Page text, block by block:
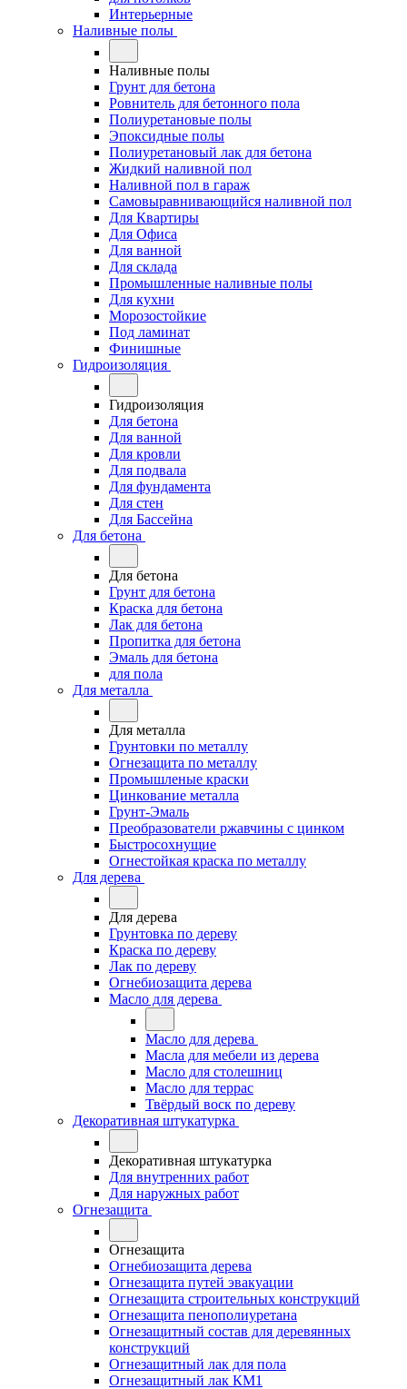
Интерьерные
Наливные полы
Наливные полы
Грунт для бетона
Ровнитель для бетонного пола
Полиуретановые полы
Эпоксидные полы
Полиуретановый лак для бетона
Жидкий наливной пол
Наливной пол в гараж
Самовыравнивающийся наливной пол
Для Квартиры
Для Офиса
Для ванной
Для склада
Промышленные наливные полы
Для кухни
Морозостойкие
Под ламинат
Финишные
Гидроизоляция
Гидроизоляция
Для бетона
Для ванной
Для кровли
Для подвала
Для фундамента
Для стен
Для Бассейна
Для бетона
Для бетона
Грунт для бетона
Краска для бетона
Лак для бетона
Пропитка для бетона
Эмаль для бетона
для пола
Для металла
Для металла
Грунтовки по металлу
Огнезащита по металлу
Промышленые краски
Цинкование металла
Грунт-Эмаль
Преобразователи ржавчины с цинком
Быстросохнущие
Огнестойкая краска по металлу
Для дерева
Для дерева
Грунтовка по дереву
Краска по дереву
Лак по дереву
Огнебиозащита дерева
Масло для дерева
Масло для дерева
Масла для мебели из дерева
Масло для столешниц
Масло для террас
Твёрдый воск по дереву
Декоративная штукатурка
Декоративная штукатурка
Для внутренних работ
Для наружных работ
Огнезащита
Огнезащита
Огнебиозащита дерева
Огнезащита путей эвакуации
Огнезащита строительных конструкций
Огнезащита пенополиуретана
Огнезащитный состав для деревянных
конструкций
Огнезащитный лак для пола
Огнезащитный лак КМ1